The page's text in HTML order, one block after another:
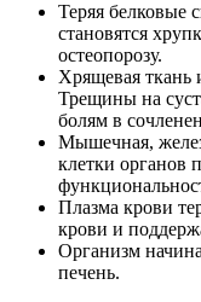
Теряя белковые
становятся
остеопорозу.
Хрящевая ткань
Трещины на
болям в
Мышечная,
клетки органов
Плазма крови
крови и
Организм
печень.